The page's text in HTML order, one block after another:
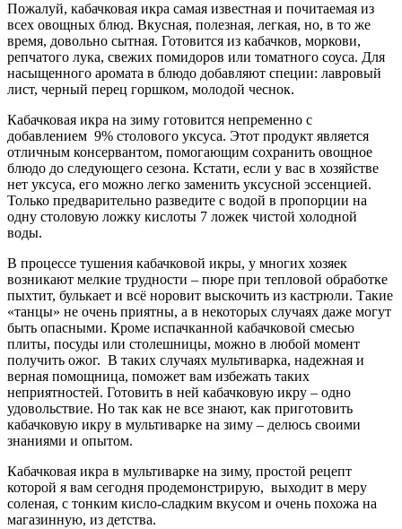
Пожалуй, кабачковая икра самая известная и почитаемая из
всех овощных блюд. Вкусная, полезная, легкая, но, в то же
время, довольно сытная. Готовится из кабачков, моркови,
репчатого лука, свежих помидоров или томатного соуса. Для
насыщенного аромата в блюдо добавляют специи: лавровый
лист, черный перец горшком, молодой чеснок.
Кабачковая икра на зиму готовится непременно с
добавлением 9% столового уксуса. Этот продукт является
отличным консервантом, помогающим сохранить овощное
блюдо до следующего сезона. Кстати, если у вас в хозяйстве
нет уксуса, его можно легко заменить уксусной эссенцией.
Только предварительно разведите с водой в пропорции на
одну столовую ложку кислоты 7 ложек чистой холодной
воды.
В процессе тушения кабачковой икры, у многих хозяек
возникают мелкие трудности – пюре при тепловой обработке
пыхтит, булькает и всё норовит выскочить из кастрюли. Такие
«танцы» не очень приятны, а в некоторых случаях даже могут
быть опасными. Кроме испачканной кабачковой смесью
плиты, посуды или столешницы, можно в любой момент
получить ожог. В таких случаях мультиварка, надежная и
верная помощница, поможет вам избежать таких
неприятностей. Готовить в ней кабачковую икру – одно
удовольствие. Но так как не все знают, как приготовить
кабачковую икру в мультиварке на зиму – делюсь своими
знаниями и опытом.
Кабачковая икра в мультиварке на зиму, простой рецепт
которой я вам сегодня продемонстрирую, выходит в меру
соленая, с тонким кисло-сладким вкусом и очень похожа на
магазинную, из детства.